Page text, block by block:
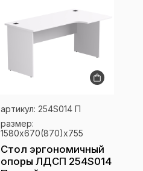
артикул: 254S014 П
размер:
1580х670(870)x755
Стол эргономичный
опоры ЛДСП 254S014